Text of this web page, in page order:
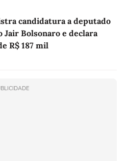
candidatura a deputado
Jair Bolsonaro e declara
R$ 187 mil